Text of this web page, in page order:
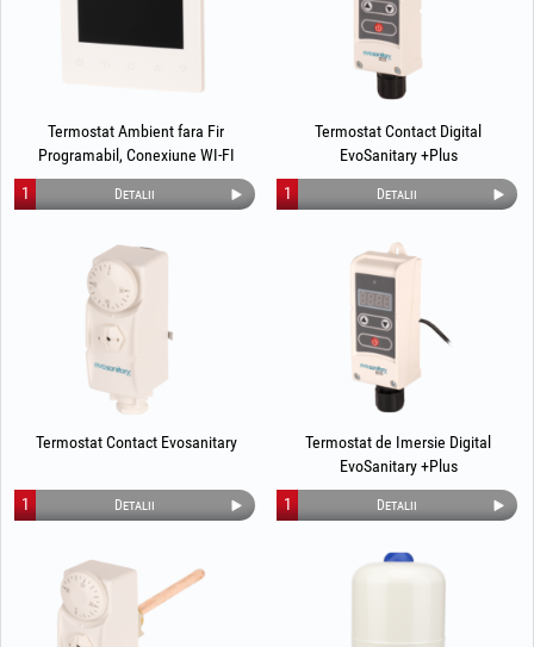
Termostat Ambient fara Fir
Programabil, Conexiune WI-FI
EvoSanitary +Plus
Detalii
1
Termostat Contact Digital
EvoSanitary +Plus
Detalii
1
Termostat Contact Evosanitary
Detalii
1
Termostat de Imersie Digital
EvoSanitary +Plus
Detalii
1